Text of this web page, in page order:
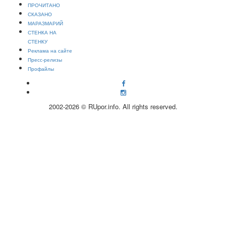
ПРОЧИТАНО
СКАЗАНО
МАРАЗМАРИЙ
СТЕНКА НА
СТЕНКУ
Реклама на сайте
Пресс-релизы
Профайлы
2002-2026 © RUpor.info. All rights reserved.